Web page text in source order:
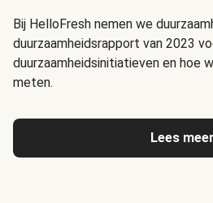
Bij HelloFresh nemen we
duurzaamheidsrapport van 2023
duurzaamheidsinitiatieven en hoe
meten.
Lees meer